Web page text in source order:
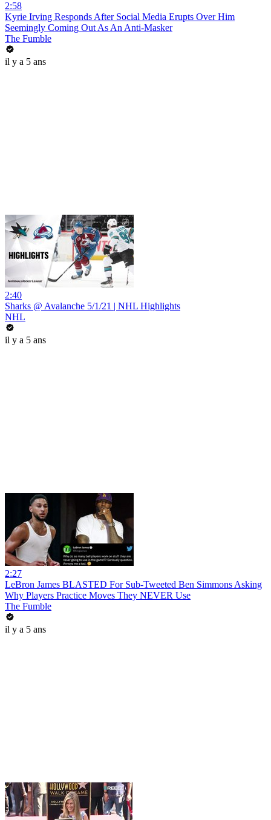
2:58
Kyrie Irving Responds After Social Media Erupts Over Him
Seemingly Coming Out As An Anti-Masker
The Fumble
il y a 5 ans
2:40
Sharks @ Avalanche 5/1/21 | NHL Highlights
NHL
il y a 5 ans
2:27
LeBron James BLASTED For Sub-Tweeted Ben Simmons Asking
Why Players Practice Moves They NEVER Use
The Fumble
il y a 5 ans